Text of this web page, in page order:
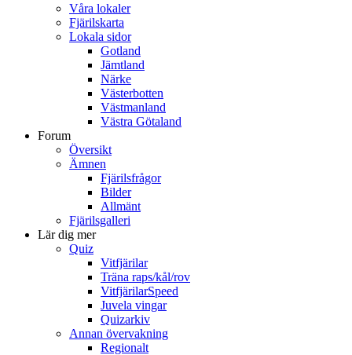
Våra lokaler
Fjärilskarta
Lokala sidor
Gotland
Jämtland
Närke
Västerbotten
Västmanland
Västra Götaland
Forum
Översikt
Ämnen
Fjärilsfrågor
Bilder
Allmänt
Fjärilsgalleri
Lär dig mer
Quiz
Vitfjärilar
Träna raps/kål/rov
VitfjärilarSpeed
Juvela vingar
Quizarkiv
Annan övervakning
Regionalt